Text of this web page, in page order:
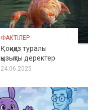
ФАКТІЛЕР
Қоқиқаз туралы
қызықты деректер
24.06.2025